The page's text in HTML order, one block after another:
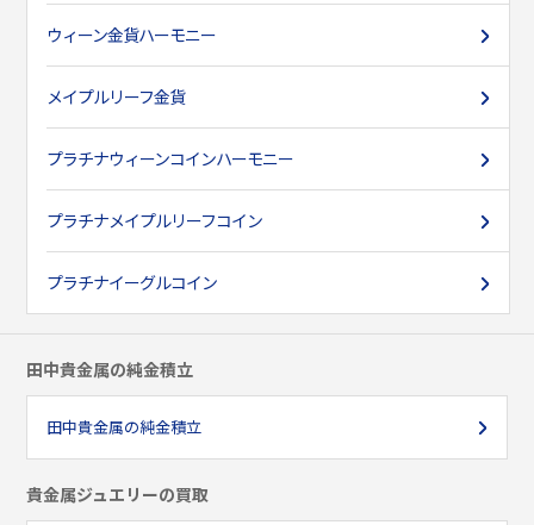
ウィーン金貨ハーモニー
メイプルリーフ金貨
プラチナウィーンコインハーモニー
プラチナメイプルリーフコイン
プラチナイーグルコイン
田中貴金属の純金積立
田中貴金属の純金積立
貴金属ジュエリーの買取